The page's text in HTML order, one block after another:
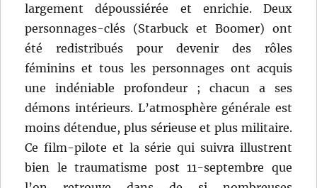
largement dépoussiérée et enrichie. Deux
personnages-clés (Starbuck et Boomer) ont
été redistribués pour devenir des rôles
féminins et tous les personnages ont acquis
une indéniable profondeur ; chacun a ses
démons intérieurs. L’atmosphère générale est
moins détendue, plus sérieuse et plus militaire.
Ce film-pilote et la série qui suivra illustrent
bien le traumatisme post 11-septembre que